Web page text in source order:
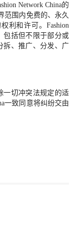
Network China的
范围内免费的、永久
利和许可。 Fashion
包括但不限于部分或
拆、推广、分发、广
一切冲突法规定的适
一致同意将纠纷交由